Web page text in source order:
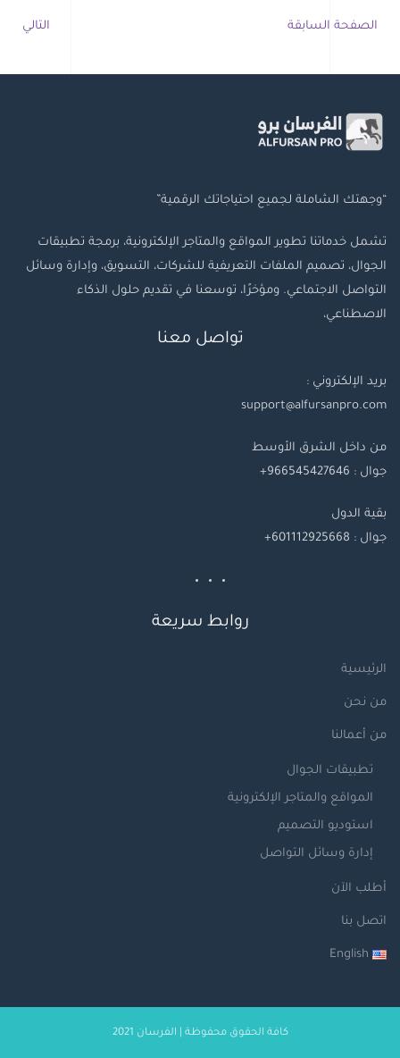
الصفحة السابقة التالي
“وجهتك الشاملة لجميع احتياجاتك الرقمية”
تشمل خدماتنا تطوير المواقع والمتاجر الإلكترونية، برمجة تطبيقات
الجوال، تصميم الملفات التعريفية للشركات، التسويق، وإدارة وسائل
التواصل الاجتماعي. ومؤخرًا، توسعنا في تقديم حلول الذكاء
الاصطناعي،
تواصل معنا
بريد الإلكتروني :
support@alfursanpro.com
من داخل الشرق الأوسط
جوال : 966545427646+
بقية الدول
جوال : 601112925668+
روابط سريعة
الرئيسية
من نحن
من أعمالنا
تطبيقات الجوال
المواقع والمتاجر الإلكترونية
استوديو التصميم
إدارة وسائل التواصل
أطلب الآن
اتصل بنا
English
كافة الحقوق محفوظة | الفرسان 2021